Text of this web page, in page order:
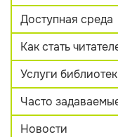
Доступная среда
Как стать
Услуги
Часто
Новости